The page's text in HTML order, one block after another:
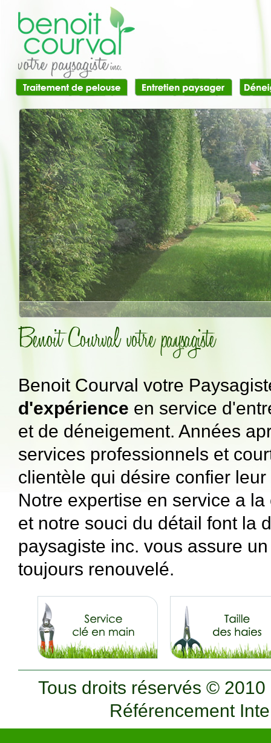
Benoit Courval votre
d'expérience en service
et de déneigement. Années
services professionnels et
clientèle qui désire confier
Notre expertise en service a
et notre souci du détail font la
paysagiste inc. vous assure
toujours renouvelé.
Tous droits réservés ©
Référencement